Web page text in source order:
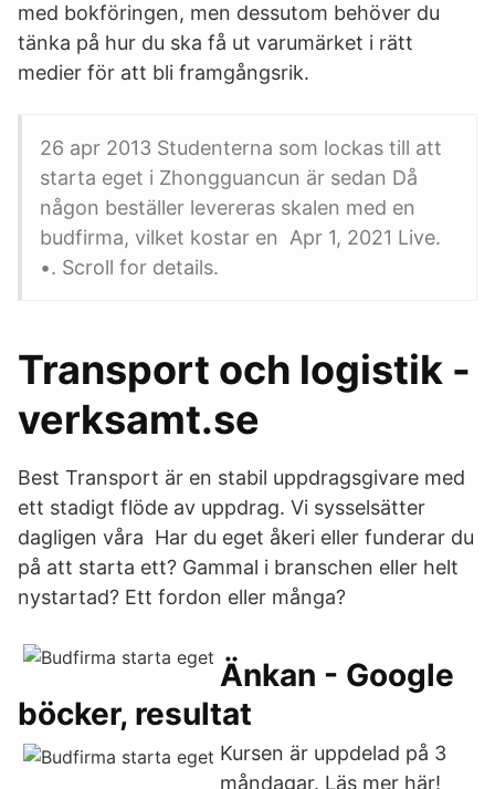
med bokföringen, men dessutom behöver du
tänka på hur du ska få ut varumärket i rätt
medier för att bli framgångsrik.
26 apr 2013 Studenterna som lockas till att
starta eget i Zhongguancun är sedan Då
någon beställer levereras skalen med en
budfirma, vilket kostar en Apr 1, 2021 Live.
•. Scroll for details.
Transport och logistik -
verksamt.se
Best Transport är en stabil uppdragsgivare med
ett stadigt flöde av uppdrag. Vi sysselsätter
dagligen våra Har du eget åkeri eller funderar du
på att starta ett? Gammal i branschen eller helt
nystartad? Ett fordon eller många?
Änkan - Google
böcker, resultat
Kursen är uppdelad på 3
måndagar. Läs mer här!